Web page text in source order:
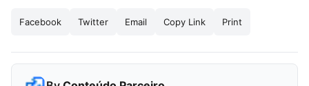
Facebook Twitter Email Copy Link Print